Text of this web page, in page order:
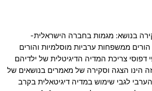
בנושא: מגמות בחברה הישראלית-
ממשפחות ערביות מוסלמיות והורים
דפוסי צריכת המדיה הדיגיטלית של ילדיהם
הינו הצגה וסקירה של מאמרים בנושאים של
לגבי שימוש במדיה דיגיטאלית בקרב